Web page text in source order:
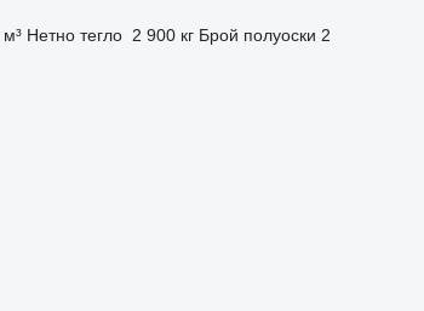
Нетно тегло 2 900 кг Брой полуоски 2